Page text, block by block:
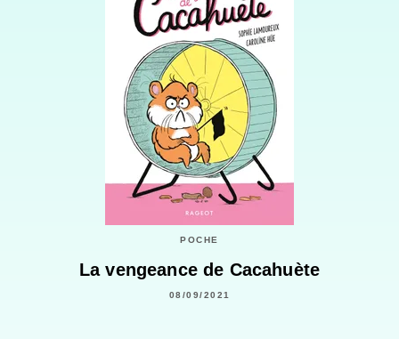
POCHE
La vengeance de Cacahuète
08/09/2021